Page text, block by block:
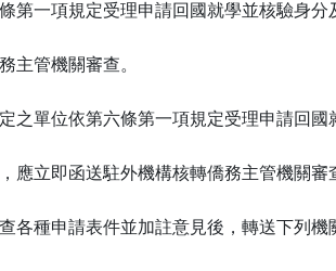
第一項規定受理申請回國就學並核驗身分
主管機關審查。
之單位依第六條第一項規定受理申請回國
應立即函送駐外機構核轉僑務主管機關審
各種申請表件並加註意見後，轉送下列機